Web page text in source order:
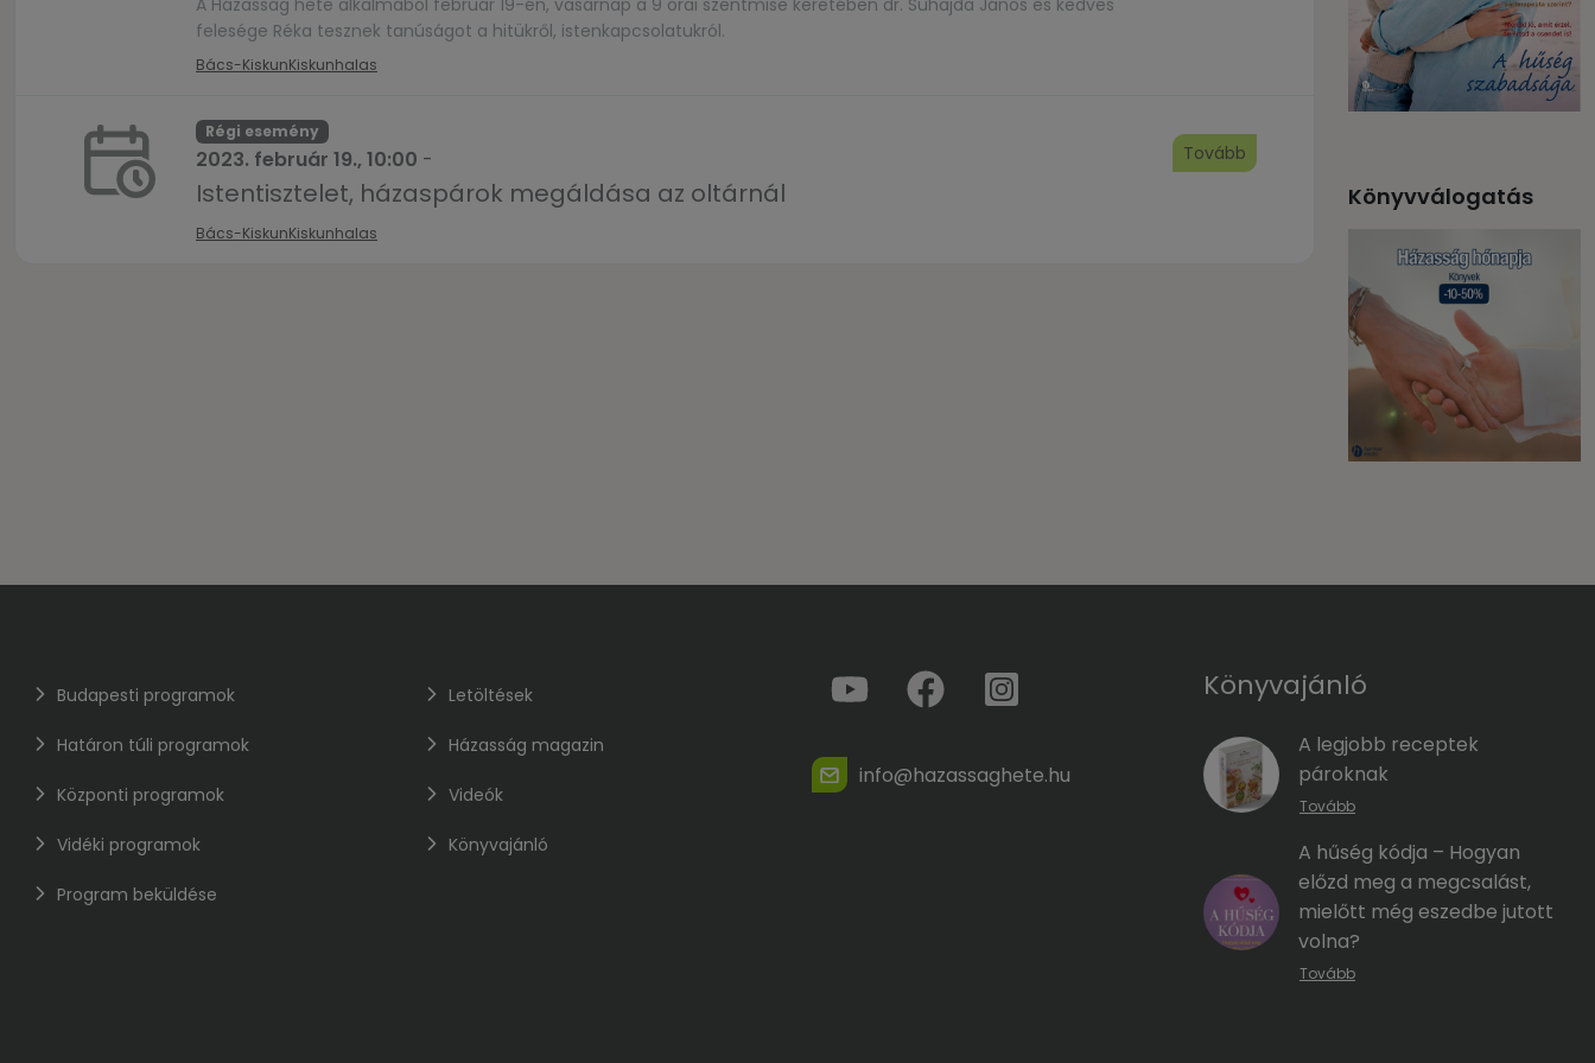
A Házasság hete alkalmából február 19-én, vasárnap a 9 órai szentmise keretében dr. Suhajda János és kedves
felesége Réka tesznek tanúságot a hitükről, istenkapcsolatukról.
Bács-KiskunKiskunhalas
Régi esemény
2023. február 19., 10:00 -
Istentisztelet, házaspárok megáldása az oltárnál
Bács-KiskunKiskunhalas
Tovább
Könyvválogatás
Budapesti programok
Határon túli programok
Központi programok
Vidéki programok
Program beküldése
Letöltések
Házasság magazin
Videók
Könyvajánló
info@hazassaghete.hu
Könyvajánló
A legjobb receptek
pároknak
Tovább
A hűség kódja – Hogyan
előzd meg a megcsalást,
mielőtt még eszedbe jutott
volna?
Tovább